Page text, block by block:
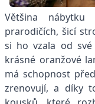
Většina
prarodičích, šicí
si ho vzala od své
krásné oranžové
má schopnost
zrenovují, a díky